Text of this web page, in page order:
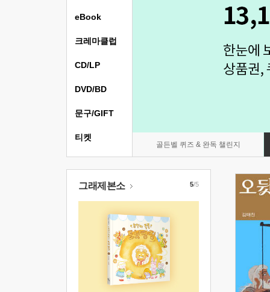
골든벨 퀴즈 & 완독 챌린지
eBook
크레마클럽
CD/LP
DVD/BD
문구/GIFT
티켓
그래제본소 5/5